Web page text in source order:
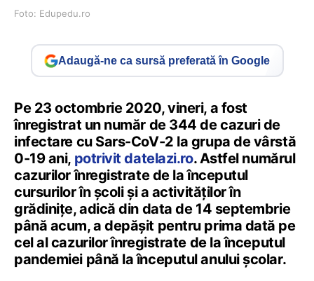
Foto: Edupedu.ro
Adaugă-ne ca sursă preferată în Google
Pe 23 octombrie 2020, vineri, a fost
înregistrat un număr de 344 de cazuri de
infectare cu Sars-CoV-2 la grupa de vârstă
0-19 ani, potrivit datelazi.ro. Astfel numărul
cazurilor înregistrate de la începutul
cursurilor în școli și a activităților în
grădinițe, adică din data de 14 septembrie
până acum, a depășit pentru prima dată pe
cel al cazurilor înregistrate de la începutul
pandemiei până la începutul anului școlar.